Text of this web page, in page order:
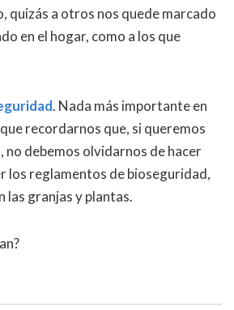
quizás a otros nos quede marcado
en el hogar, como a los que
. Nada más importante en
recordarnos que, si queremos
no debemos olvidarnos de hacer
los reglamentos de bioseguridad,
las granjas y plantas.